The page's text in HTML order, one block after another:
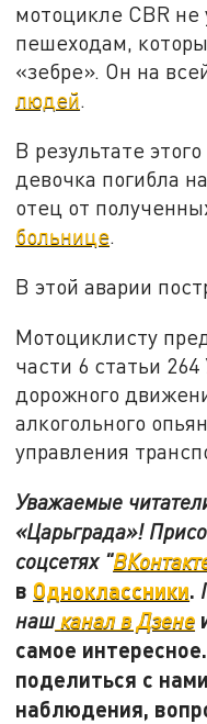
мотоцикле CBR не
пешеходам,
«зебре». Он на
людей.
В результате
девочка погибла
отец от
больнице.
В этой аварии
Мотоциклисту
части 6 статьи
дорожного
алкогольного
управления
Уважаемые
«Царьграда»!
соцсетях "
в Одноклассники.
наш канал в Дзене
самое
поделиться с
наблюдения,